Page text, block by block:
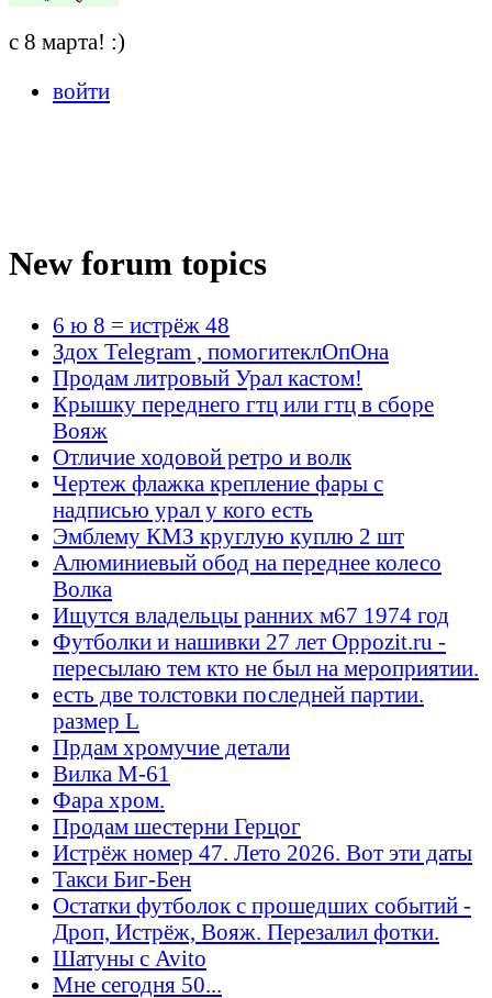
с 8 марта! :)
войти
New forum topics
6 ю 8 = истрёж 48
Здох Telegram , помогитеклОпОна
Продам литровый Урал кастом!
Крышку переднего гтц или гтц в сборе
Вояж
Отличие ходовой ретро и волк
Чертеж флажка крепление фары с
надписью урал у кого есть
Эмблему КМЗ круглую куплю 2 шт
Алюминиевый обод на переднее колесо
Волка
Ищутся владельцы ранних м67 1974 год
Футболки и нашивки 27 лет Oppozit.ru -
пересылаю тем кто не был на мероприятии.
есть две толстовки последней партии.
размер L
Прдам хромучие детали
Вилка М-61
Фара хром.
Продам шестерни Герцог
Истрёж номер 47. Лето 2026. Вот эти даты
Такси Биг-Бен
Остатки футболок с прошедших событий -
Дроп, Истрёж, Вояж. Перезалил фотки.
Шатуны с Avito
Мне сегодня 50...